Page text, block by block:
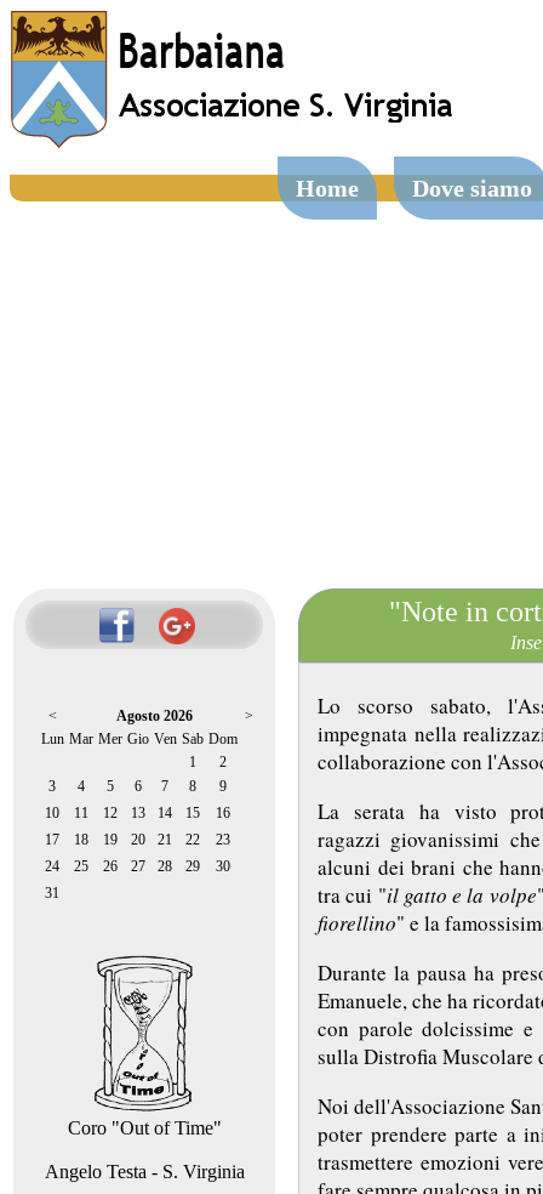
Home Dove siamo
< Agosto 2026
>
Lun Mar Mer Gio Ven Sab Dom
1
2
3
4 5 6 7 8
9
10
11 12 13 14 15
16
17
18 19 20 21 22
23
24
25 26 27 28 29
30
31
Coro "Out of Time"
Angelo Testa - S. Virginia
"Note in
Lo scorso sabato,
impegnata nella
collaborazione con
La serata ha visto
ragazzi giovanissimi
alcuni dei brani che
tra cui "il gatto e la volpe
fiorellino" e la
Durante la pausa ha
Emanuele, che ha
con parole dolcissime
sulla Distrofia
Noi dell'Associazione
poter prendere parte a
trasmettere emozioni